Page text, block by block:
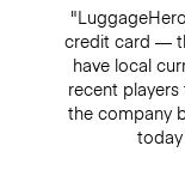
credit card —
have local
recent
the company